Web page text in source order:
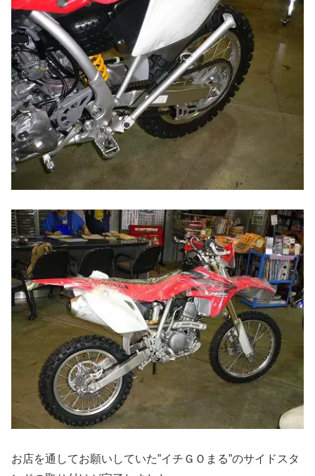
お店を通してお願いしていた”イチＧＯまる”のサイドスタ